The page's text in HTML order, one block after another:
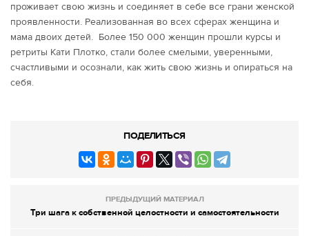
проживает свою жизнь и соединяет в себе все грани женской
проявленности. Реализованная во всех сферах женщина и
мама двоих детей. Более 150 000 женщин прошли курсы и
ретриты Кати Плотко, стали более смелыми, уверенными,
счастливыми и осознали, как жить свою жизнь и опираться на
себя.
ПОДЕЛИТЬСЯ
ПРЕДЫДУЩИЙ МАТЕРИАЛ
Три шага к собственной целостности и самостоятельности